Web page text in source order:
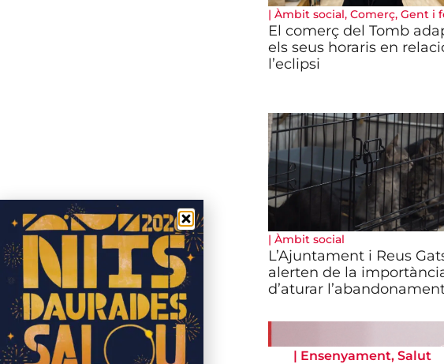
| Àmbit social, Comerç, Gent i
El comerç del Tomb
els seus horaris en
l’eclipsi
| Àmbit social
L’Ajuntament i Reus
alerten de la
d’aturar
| Ensenyament, Salut